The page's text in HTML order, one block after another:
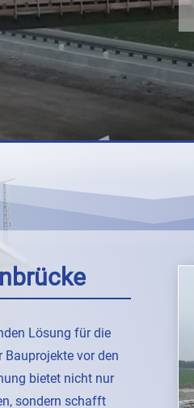
Lösung für die
Bauprojekte vor den
bietet nicht nur
sondern schafft